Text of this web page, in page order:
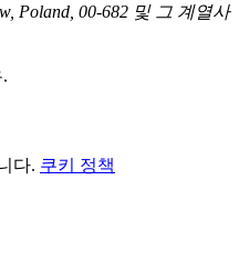
Poland, 00-682 및 그 계열사
다. 쿠키 정책